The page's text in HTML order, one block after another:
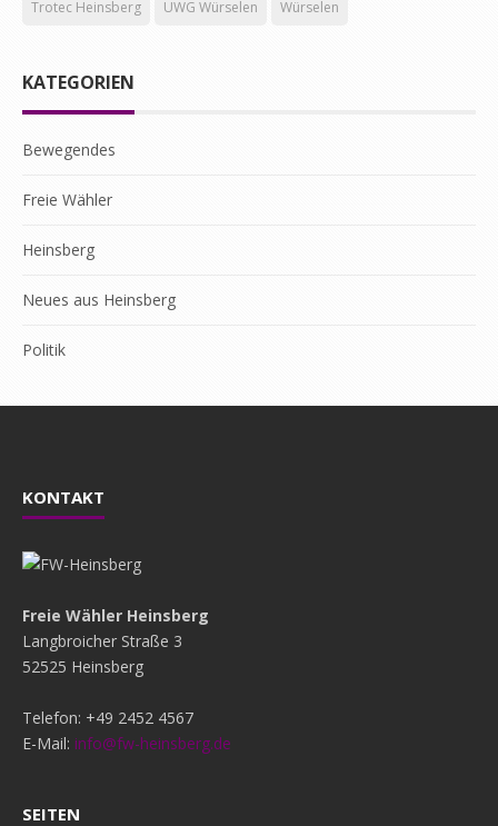
Trotec Heinsberg UWG Würselen Würselen
KATEGORIEN
Bewegendes
Freie Wähler
Heinsberg
Neues aus Heinsberg
Politik
KONTAKT
Freie Wähler Heinsberg
Langbroicher Straße 3
52525 Heinsberg
Telefon: +49 2452 4567
E-Mail: info@fw-heinsberg.de
SEITEN